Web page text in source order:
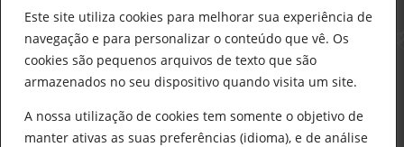
Este site utiliza cookies para melhorar sua experiência de
navegação e para personalizar o conteúdo que vê. Os
cookies são pequenos arquivos de texto que são
armazenados no seu dispositivo quando visita um site.
A nossa utilização de cookies tem somente o objetivo de
manter ativas as suas preferências (idioma), e de análise
construcao@delarobia.pt
R. António Andrade, 1171
2820-287 • Charneca de Caparica